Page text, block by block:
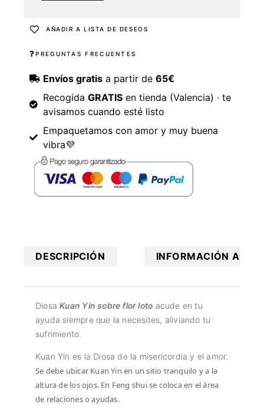
AÑADIR A LISTA DE DESEOS
PREGUNTAS FRECUENTES
Envíos gratisa partir de 65€
Recogida GRATISen tienda (Valencia) · te
avisamos cuando esté listo
Empaquetamos con amor y muy buena
vibra💜
DESCRIPCIÓN INFORMACIÓN
DiosaKuan Yin sobre flor loto acude en tu
ayuda siempre que la necesites, aliviando tu
sufrimiento.
Kuan Yin es la Diosa de la misericordia y el amor.
Se debe ubicar Kuan Yin en un sitio tranquilo y a la
altura de los ojos. En Feng shui se coloca en el área
de relaciones o ayudas.